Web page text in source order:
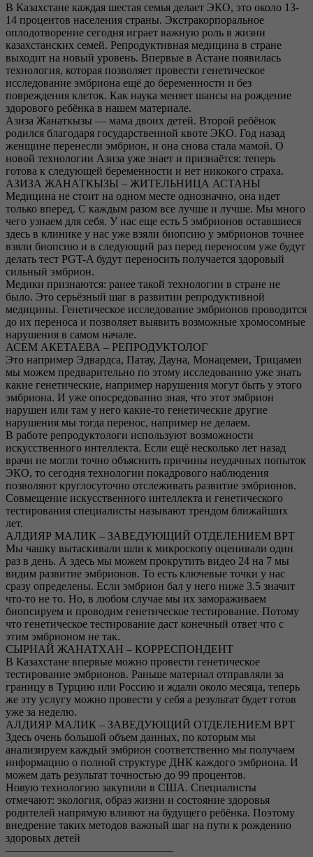
В Казахстане каждая шестая семья делает ЭКО, это около 13-
14 процентов населения страны. Экстракорпоральное
оплодотворение сегодня играет важную роль в жизни
казахстанских семей. Репродуктивная медицина в стране
выходит на новый уровень. Впервые в Астане появилась
технология, которая позволяет провести генетическое
исследование эмбриона ещё до беременности и без
повреждения клеток. Как наука меняет шансы на рождение
здорового ребёнка в нашем материале.
Азиза Жанаткызы — мама двоих детей. Второй ребёнок
родился благодаря государственной квоте ЭКО. Год назад
женщине перенесли эмбрион, и она снова стала мамой. О
новой технологии Азиза уже знает и признаётся: теперь
готова к следующей беременности и нет никокого страха.
АЗИЗА ЖАНАТКЫЗЫ – ЖИТЕЛЬНИЦА АСТАНЫ
Медицина не стоит на одном месте однозначно, она идет
только вперед. С каждым разом все лучше и лучше. Мы много
чего узнаем для себя. У нас еще есть 5 эмбрионов оставшиеся
здесь в клинике у нас уже взяли биопсию у эмбрионов точнее
взяли биопсию и в следующий раз перед переносом уже будут
делать тест PGT-A будут переносить получается здоровый
сильный эмбрион.
Медики признаются: ранее такой технологии в стране не
было. Это серьёзный шаг в развитии репродуктивной
медицины. Генетическое исследование эмбрионов проводится
до их переноса и позволяет выявить возможные хромосомные
нарушения в самом начале.
АСЕМ АКЕТАЕВА – РЕПРОДУКТОЛОГ
Это например Эдвардса, Патау, Дауна, Монацемеи, Трицамеи
мы можем предварительно по этому исследованию уже знать
какие генетические, например нарушения могут быть у этого
эмбриона. И уже опосредованно зная, что этот эмбрион
нарушен или там у него какие-то генетические другие
нарушения мы тогда перенос, например не делаем.
В работе репродуктологи используют возможности
искусственного интеллекта. Если ещё несколько лет назад
врачи не могли точно объяснить причины неудачных попыток
ЭКО, то сегодня технологии покадрового наблюдения
позволяют круглосуточно отслеживать развитие эмбрионов.
Совмещение искусственного интеллекта и генетического
тестирования специалисты называют трендом ближайших
лет.
АЛДИЯР МАЛИК – ЗАВЕДУЮЩИЙ ОТДЕЛЕНИЕМ ВРТ
Мы чашку вытаскивали шли к микроскопу оценивали один
раз в день. А здесь мы можем прокрутить видео 24 на 7 мы
видим развитие эмбрионов. То есть ключевые точки у нас
сразу определены. Если эмбрион бал у него ниже 3.5 значит
что-то не то. Но, в любом случае мы их замораживаем
биопсируем и проводим генетическое тестирование. Потому
что генетическое тестирование даст конечный ответ что с
этим эмбрионом не так.
СЫРНАЙ ЖАНАТХАН – КОРРЕСПОНДЕНТ
В Казахстане впервые можно провести генетическое
тестирование эмбрионов. Раньше материал отправляли за
границу в Турцию или Россию и ждали около месяца, теперь
же эту услугу можно провести у себя а результат будет готов
уже за неделю.
АЛДИЯР МАЛИК – ЗАВЕДУЮЩИЙ ОТДЕЛЕНИЕМ ВРТ
Здесь очень большой объем данных, по которым мы
анализируем каждый эмбрион соответственно мы получаем
информацию о полной структуре ДНК каждого эмбриона. И
можем дать результат точностью до 99 процентов.
Новую технологию закупили в США. Специалисты
отмечают: экология, образ жизни и состояние здоровья
родителей напрямую влияют на будущего ребёнка. Поэтому
внедрение таких методов важный шаг на пути к рождению
здоровых детей
———————————————